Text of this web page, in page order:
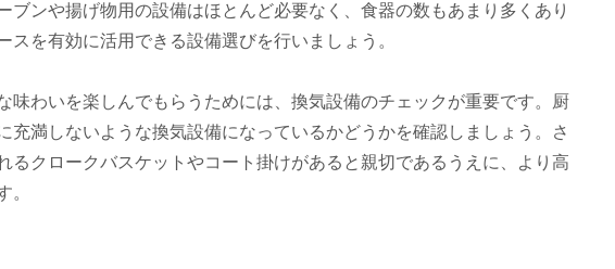
ブンや揚げ物用の設備はほとんど必要なく、食器の数もあまり多くあり
スを有効に活用できる設備選びを行いましょう。
味わいを楽しんでもらうためには、換気設備のチェックが重要です。厨
充満しないような換気設備になっているかどうかを確認しましょう。さ
るクロークバスケットやコート掛けがあると親切であるうえに、より高
。